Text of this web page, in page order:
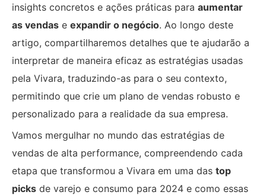
insights concretos e ações práticas para aumentar
as vendas e expandir o negócio. Ao longo deste
artigo, compartilharemos detalhes que te ajudarão a
interpretar de maneira eficaz as estratégias usadas
pela Vivara, traduzindo-as para o seu contexto,
permitindo que crie um plano de vendas robusto e
personalizado para a realidade da sua empresa.
Vamos mergulhar no mundo das estratégias de
vendas de alta performance, compreendendo cada
etapa que transformou a Vivara em uma das top
picks de varejo e consumo para 2024 e como essas